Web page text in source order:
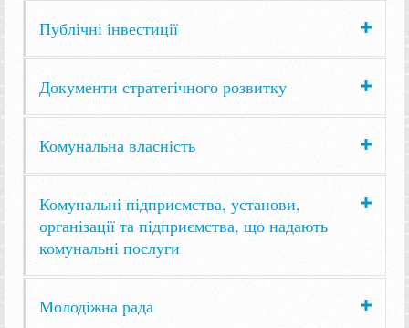
Публічні інвестиції
Документи стратегічного розвитку
Комунальна власність
Комунальні підприємства, установи,
організації та підприємства, що надають
комунальні послуги
Молодіжна рада